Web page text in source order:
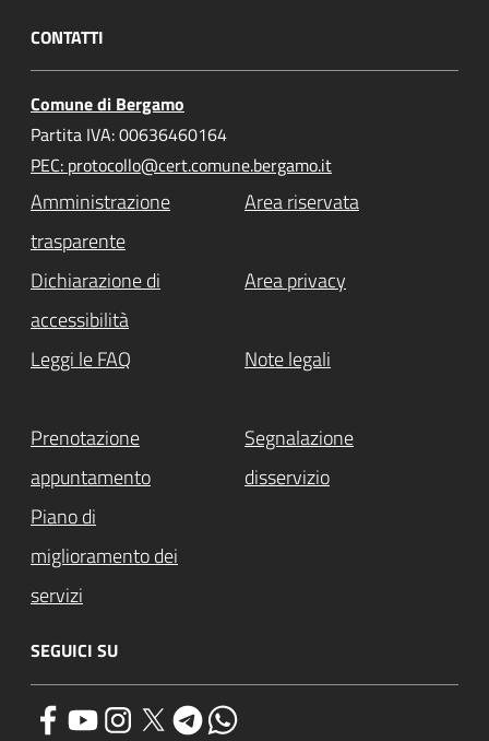
CONTATTI
Comune di Bergamo
Partita IVA: 00636460164
PEC: protocollo@cert.comune.bergamo.it
Amministrazione
trasparente
Area riservata
Dichiarazione di
accessibilità
Area privacy
Leggi le FAQ Note legali
Prenotazione
appuntamento
Segnalazione
disservizio
Piano di
miglioramento dei
servizi
SEGUICI SU